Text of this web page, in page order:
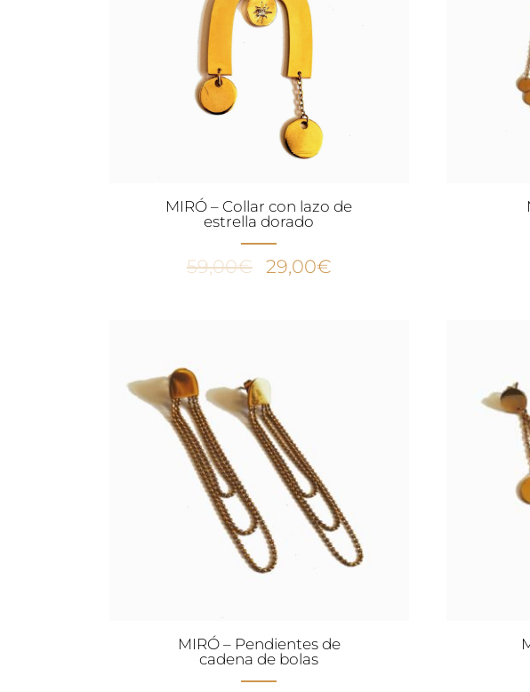
MIRÓ – Collar con lazo de
estrella dorado
59,00€
El
29,00€El
MIRÓ – Pendientes de
cadena de bolas